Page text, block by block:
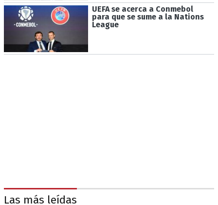
UEFA se acerca a Conmebol
para que se sume a la Nations
League
Las más leídas